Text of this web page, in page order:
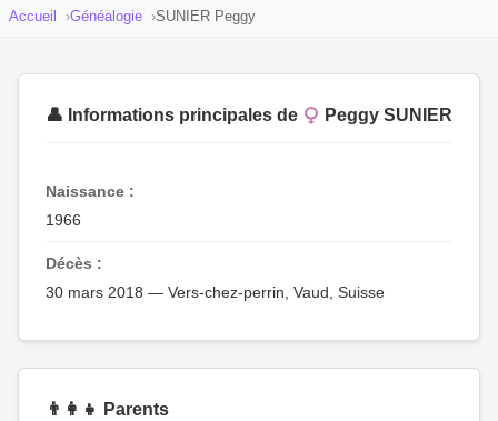
Accueil Généalogie SUNIER Peggy
👤 Informations principales de Peggy SUNIER
Naissance :
1966
Décès :
30 mars 2018 — Vers-chez-perrin, Vaud, Suisse
👨‍👩‍👧 Parents